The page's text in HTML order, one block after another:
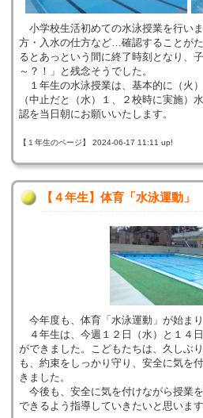
小学校生活初めての水泳授業を行い
方・入水の仕方など…確認することが
るとあっという間に終了時刻となり、
～？！」と残念そうでした。
１年生の水泳授業は、基本的に（火
（中止だと（水）１、２校時に実施）
認を当日朝にお願いいたします。
【１年生のページ】 2024-06-17 11:11 up!
【４年生】体育「水泳運動」
今年度も、体育「水泳運動」が始まり
４年生は、今週１２日（水）と１４
ができました。こどもたちは、久しぶ
も、約束をしっかり守り、安全に気を
きました。
今後も、安全に気を付けながら授業
できるよう指導していきたいと思います